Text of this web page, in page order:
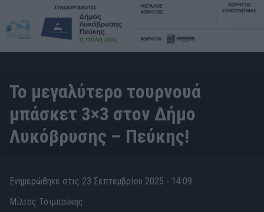
Το μεγαλύτερο τουρνουά
μπάσκετ 3×3 στον Δήμο
Λυκόβρυσης – Πεύκης!
Ενημερώθηκε στις 23 Σεπτεμβρίου 2025 - 14:09
Μίλτος Τσιμπούκης